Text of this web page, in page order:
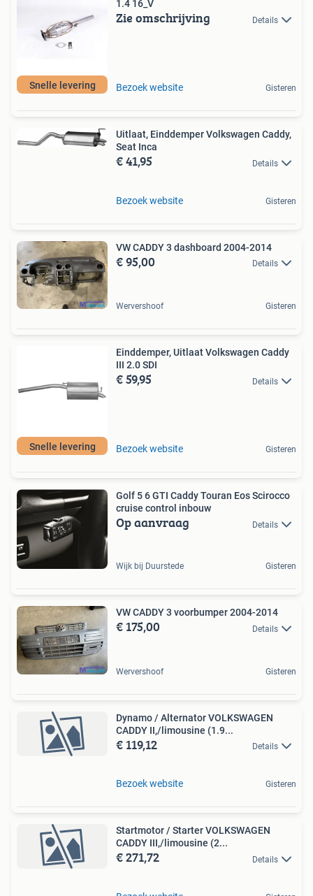
Snelle levering
1.4 16_V
Zie omschrijving Details
Bezoek website Gisteren
Uitlaat, Einddemper Volkswagen Caddy,
Seat Inca
€ 41,95 Details
Bezoek website Gisteren
VW CADDY 3 dashboard 2004-2014
€ 95,00 Details
Wervershoof Gisteren
Snelle levering
Einddemper, Uitlaat Volkswagen Caddy
III 2.0 SDI
€ 59,95 Details
Bezoek website Gisteren
Golf 5 6 GTI Caddy Touran Eos Scirocco
cruise control inbouw
Op aanvraag Details
Wijk bij Duurstede Gisteren
VW CADDY 3 voorbumper 2004-2014
€ 175,00 Details
Wervershoof Gisteren
Dynamo / Alternator VOLKSWAGEN
CADDY II,/limousine (1.9...
€ 119,12 Details
Bezoek website Gisteren
Startmotor / Starter VOLKSWAGEN
CADDY III,/limousine (2...
€ 271,72 Details